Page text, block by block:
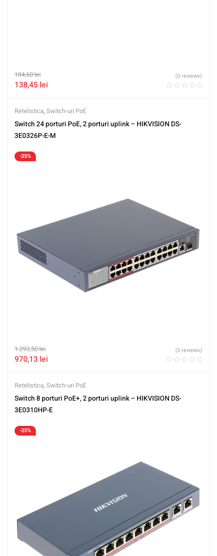
184,60lei
138,45 lei
(0 reviews)
Retelistica, Switch-uri PoE
Switch 24 porturi PoE, 2 porturi uplink – HIKVISION DS-
3E0326P-E-M
-25%
1.293,50lei
970,13 lei
(0 reviews)
Retelistica, Switch-uri PoE
Switch 8 porturi PoE+, 2 porturi uplink – HIKVISION DS-
3E0310HP-E
-25%